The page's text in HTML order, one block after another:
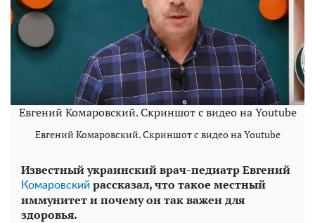
Евгений Комаровский. Скриншот с видео на Youtube
Евгений Комаровский. Скриншот с видео на Youtube
Известный украинский врач-педиатр Евгений
Комаровский рассказал, что такое местный
иммунитет и почему он так важен для
здоровья.